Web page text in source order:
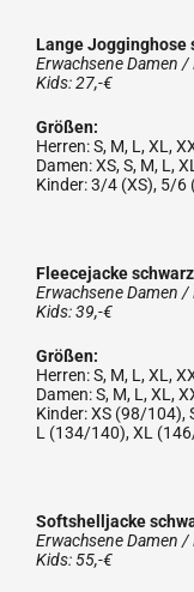
Lange Jogginghose
Erwachsene Damen
Kids: 27,-€
Größen:
Herren: S, M, L, XL,
Damen: XS, S, M, L, XL
Kinder: 3/4 (XS), 5/
Fleecejacke
Erwachsene Damen
Kids: 39,-€
Größen:
Herren: S, M, L, XL,
Damen: S, M, L, XL,
Kinder: XS (98/
L (134/140), XL
Softshelljacke
Erwachsene Damen
Kids: 55,-€